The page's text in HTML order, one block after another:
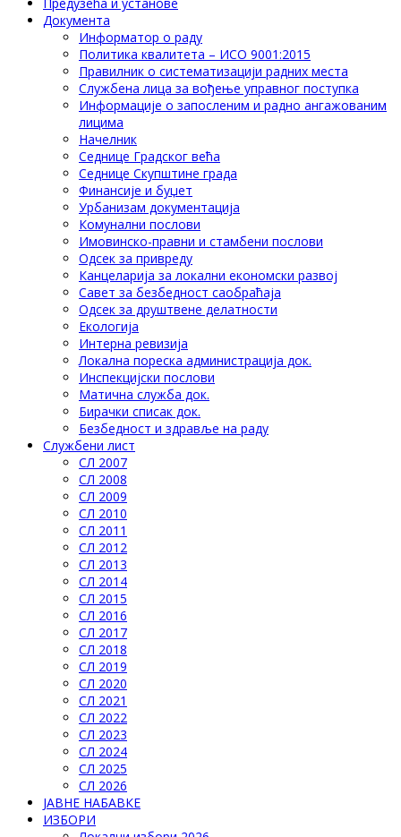
Документа
Информатор о раду
Политика квалитета – ИСО 9001:2015
Правилник о систематизацији радних места
Службена лица за вођење управног поступка
Информације о запосленим и радно ангажованим
лицима
Начелник
Седнице Градског већа
Седнице Скупштине града
Финансије и буџет
Урбанизам документација
Комунални послови
Имовинско-правни и стамбени послови
Одсек за привреду
Канцеларија за локални економски развој
Савет за безбедност саобраћаја
Одсек за друштвене делатности
Eкологија
Интерна ревизија
Локална пореска администрација док.
Инспекцијски послови
Матична служба док.
Бирачки списак док.
Безбедност и здравље на раду
Службени лист
СЛ 2007
СЛ 2008
СЛ 2009
СЛ 2010
СЛ 2011
СЛ 2012
СЛ 2013
СЛ 2014
СЛ 2015
СЛ 2016
СЛ 2017
СЛ 2018
СЛ 2019
СЛ 2020
СЛ 2021
СЛ 2022
СЛ 2023
СЛ 2024
СЛ 2025
СЛ 2026
ЈАВНЕ НАБАВКЕ
ИЗБОРИ